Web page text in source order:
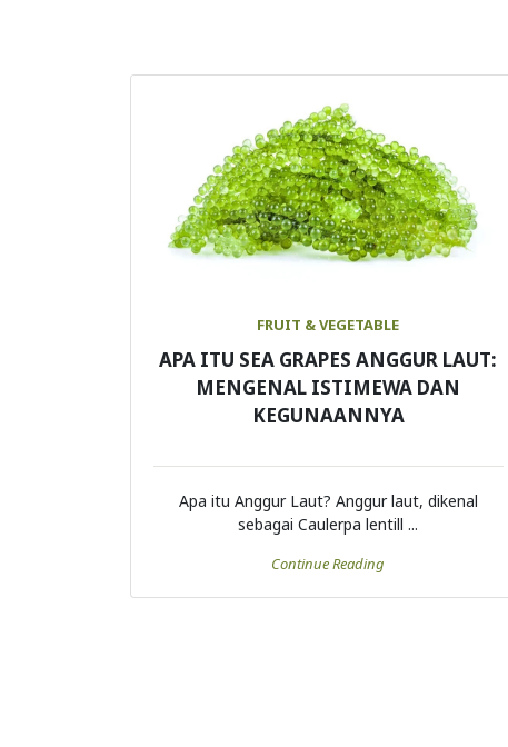
FRUIT & VEGETABLE
APA ITU SEA GRAPES ANGGUR LAUT:
MENGENAL ISTIMEWA DAN
KEGUNAANNYA
Apa itu Anggur Laut? Anggur laut, dikenal
sebagai Caulerpa lentill ...
Continue Reading